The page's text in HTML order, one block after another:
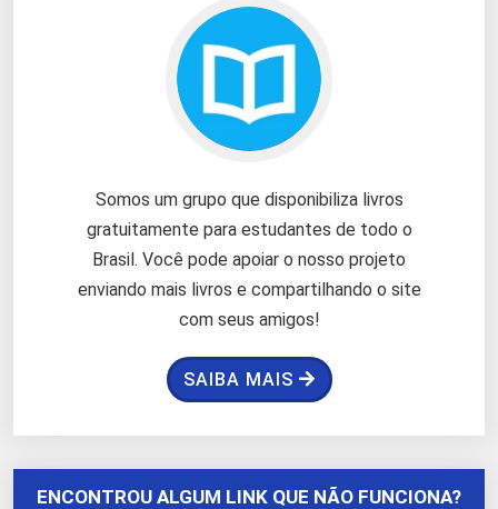
Somos um grupo que disponibiliza livros
gratuitamente para estudantes de todo o
Brasil. Você pode apoiar o nosso projeto
enviando mais livros e compartilhando o site
com seus amigos!
SAIBA MAIS
ENCONTROU ALGUM LINK QUE NÃO FUNCIONA?